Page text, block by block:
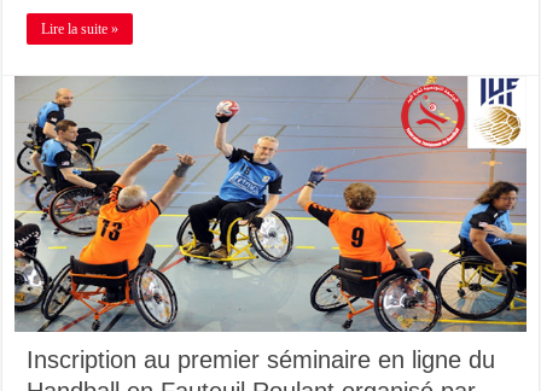
Lire la suite »
Inscription au premier séminaire en ligne du